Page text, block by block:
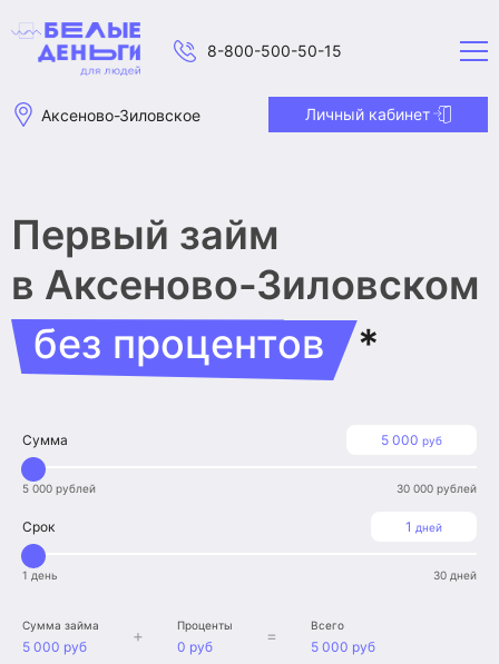
8-800-500-50-15
Аксеново-Зиловское Личный кабинет
Первый займ
в Аксеново-Зиловском
без процентов
*
5 000 руб
Сумма
5 000 рублей 30 000 рублей
1 дней
Срок
1 день 30 дней
Сумма займа
5 000 руб
+ Проценты
0 руб
= Всего
5 000 руб